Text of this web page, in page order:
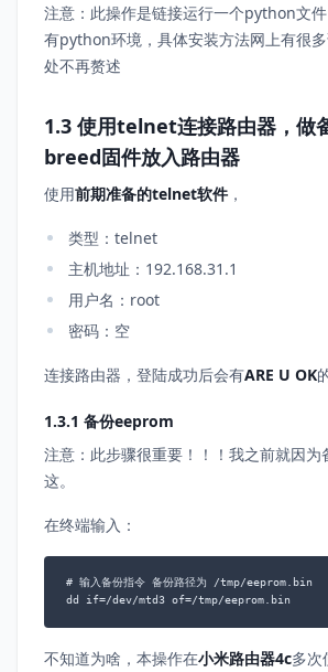
注意：此操作是链接运行一个python文
有python环境，具体安装方法网上有很
处不再赘述
1.3 使用telnet连接路由器，做
breed固件放入路由器
使用前期准备的telnet软件 ，
类型：telnet
主机地址：192.168.31.1
用户名：root
密码：空
连接路由器，登陆成功后会有ARE U OK
1.3.1 备份eeprom
注意：此步骤很重要！！！我之前就因为
这。
在终端输入：
# 输入备份指令 备份路径为 /tmp/eeprom.bin
不知道为啥，本操作在小米路由器4c多次